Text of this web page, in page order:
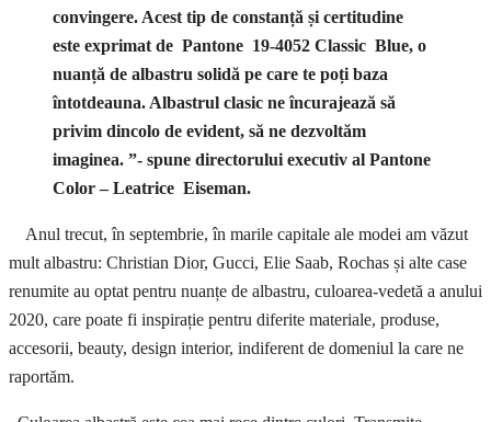
convingere. Acest tip de constanță și certitudine
este exprimat de Pantone 19-4052 Classic Blue, o
nuanță de albastru solidă pe care te poți baza
întotdeauna. Albastrul clasic ne încurajează să
privim dincolo de evident, să ne dezvoltăm
imaginea. ”- spune directorului executiv al Pantone
Color – Leatrice Eiseman.
Anul trecut, în septembrie, în marile capitale ale modei am văzut
mult albastru: Christian Dior, Gucci, Elie Saab, Rochas și alte case
renumite au optat pentru nuanțe de albastru, culoarea-vedetă a anului
2020, care poate fi inspirație pentru diferite materiale, produse,
accesorii, beauty, design interior, indiferent de domeniul la care ne
raportăm.